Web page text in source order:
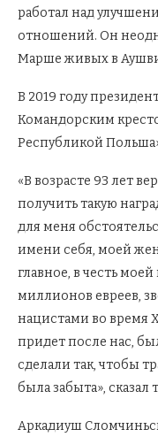
работал над
отношений. Он
Марше живых в
В 2019 году
Командорским
Республикой
«В возрасте 93 лет
получить такую
для меня
имени себя, моей
главное, в честь
миллионов евреев,
нацистами во время
придет после нас,
сделали так, чтобы
была забыта», сказал
Аркадиуш